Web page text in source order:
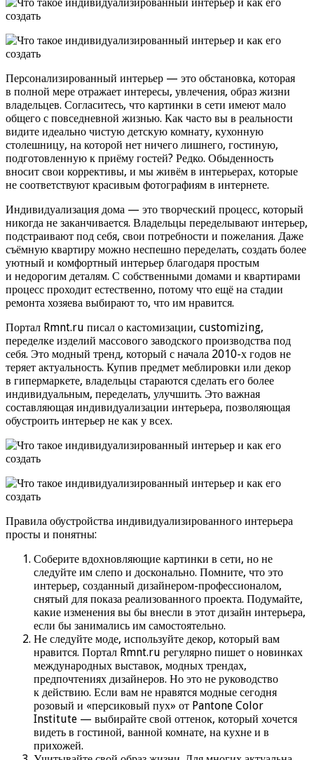
Персонализированный интерьер — это обстановка, которая
в полной мере отражает интересы, увлечения, образ жизни
владельцев. Согласитесь, что картинки в сети имеют мало
общего с повседневной жизнью. Как часто вы в реальности
видите идеально чистую детскую комнату, кухонную
столешницу, на которой нет ничего лишнего, гостиную,
подготовленную к приёму гостей? Редко. Обыденность
вносит свои коррективы, и мы живём в интерьерах, которые
не соответствуют красивым фотографиям в интернете.
Индивидуализация дома — это творческий процесс, который
никогда не заканчивается. Владельцы переделывают интерьер,
подстраивают под себя, свои потребности и пожелания. Даже
съёмную квартиру можно неспешно переделать, создать более
уютный и комфортный интерьер благодаря простым
и недорогим деталям. С собственными домами и квартирами
процесс проходит естественно, потому что ещё на стадии
ремонта хозяева выбирают то, что им нравится.
Портал Rmnt.ru писал о кастомизации, customizing,
переделке изделий массового заводского производства под
себя. Это модный тренд, который с начала 2010-х годов не
теряет актуальность. Купив предмет меблировки или декор
в гипермаркете, владельцы стараются сделать его более
индивидуальным, переделать, улучшить. Это важная
составляющая индивидуализации интерьера, позволяющая
обустроить интерьер не как у всех.
Правила обустройства индивидуализированного интерьера
просты и понятны:
Соберите вдохновляющие картинки в сети, но не
следуйте им слепо и досконально. Помните, что это
интерьер, созданный дизайнером-профессионалом,
снятый для показа реализованного проекта. Подумайте,
какие изменения вы бы внесли в этот дизайн интерьера,
если бы занимались им самостоятельно.
Не следуйте моде, используйте декор, который вам
нравится. Портал Rmnt.ru регулярно пишет о новинках
международных выставок, модных трендах,
предпочтениях дизайнеров. Но это не руководство
к действию. Если вам не нравятся модные сегодня
розовый и «персиковый пух» от Pantone Color
Institute — выбирайте свой оттенок, который хочется
видеть в гостиной, ванной комнате, на кухне и в
прихожей.